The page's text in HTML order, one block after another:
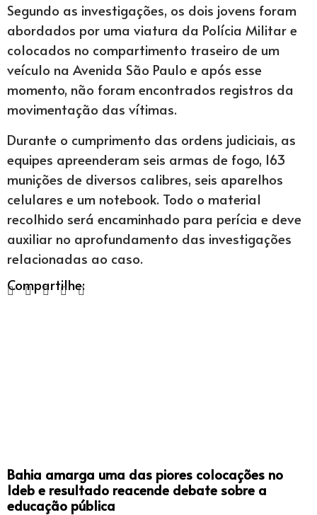
Segundo as investigações, os dois jovens foram
abordados por uma viatura da Polícia Militar e
colocados no compartimento traseiro de um
veículo na Avenida São Paulo e após esse
momento, não foram encontrados registros da
movimentação das vítimas.
Durante o cumprimento das ordens judiciais, as
equipes apreenderam seis armas de fogo, 163
munições de diversos calibres, seis aparelhos
celulares e um notebook. Todo o material
recolhido será encaminhado para perícia e deve
auxiliar no aprofundamento das investigações
relacionadas ao caso.
Compartilhe:
Bahia amarga uma das piores colocações no
Ideb e resultado reacende debate sobre a
educação pública